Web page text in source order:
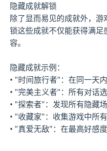
隐藏成就解锁
除了显而易见的成就外，
锁这些成就不仅能获得满
容。
隐藏成就示例：
• "时间旅行者"：在同一天
• "完美主义者"：所有对话
• "探索者"：发现所有隐藏
• "收藏家"：收集游戏中所
• "真爱无敌"：在最高好感